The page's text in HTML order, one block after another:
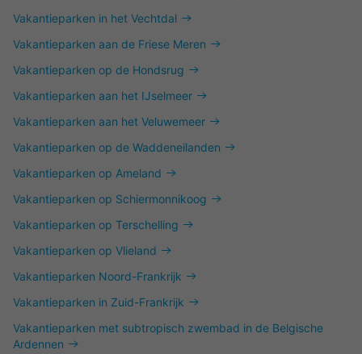
Vakantieparken in het Vechtdal
Vakantieparken aan de Friese Meren
Vakantieparken op de Hondsrug
Vakantieparken aan het IJselmeer
Vakantieparken aan het Veluwemeer
Vakantieparken op de Waddeneilanden
Vakantieparken op Ameland
Vakantieparken op Schiermonnikoog
Vakantieparken op Terschelling
Vakantieparken op Vlieland
Vakantieparken Noord-Frankrijk
Vakantieparken in Zuid-Frankrijk
Vakantieparken met subtropisch zwembad in de Belgische
Ardennen